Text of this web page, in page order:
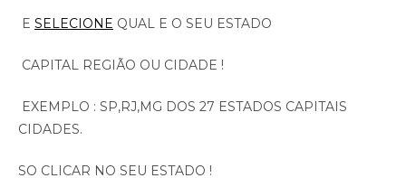
E SELECIONE QUAL E O SEU ESTADO
CAPITAL REGIÃO OU CIDADE !
EXEMPLO : SP,RJ,MG DOS 27 ESTADOS CAPITAIS
CIDADES.
SO CLICAR NO SEU ESTADO !